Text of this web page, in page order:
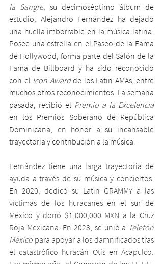
la Sangre , su decimoséptimo álbum de
estudio, Alejandro Fernández ha dejado
una huella imborrable en la música latina.
Posee una estrella en el Paseo de la Fama
de Hollywood, forma parte del Salón de la
Fama de Billboard y ha sido reconocido
con el Icon Award de los Latin AMAs, entre
muchos otros reconocimientos. La semana
pasada, recibió el Premio a la Excelencia
en los Premios Soberano de República
Dominicana, en honor a su incansable
trayectoria y contribución a la música.
Fernández tiene una larga trayectoria de
ayuda a través de su música y conciertos.
En 2020, dedicó su Latin GRAMMY a las
víctimas de los huracanes en el sur de
México y donó $1,000,000 MXN a la Cruz
Roja Mexicana. En 2023, se unió a Teletón
México para apoyar a los damnificados tras
el catastrófico huracán Otis en Acapulco.